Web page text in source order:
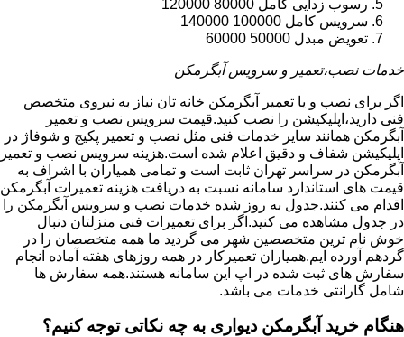
رسوب زدایی کامل 80000 120000
سرویس کامل 100000 140000
تعویض مبدل 50000 60000
خدمات نصب،تعمیر و سرویس آبگرمکن
اگر برای نصب و یا تعمیر آبگرمکن خانه تان نیاز به نیروی متخصص
فنی دارید،اپلیکیشن را نصب کنید.قیمت سرویس نصب و تعمیر
آبگرمکن همانند سایر خدمات فنی مثل نصب و تعمیر پکیج و شوفاژ در
اپلیکیشن شفاف و دقیق اعلام شده است.هزینه سرویس نصب و تعمیر
آبگرمکن در سراسر تهران ثابت است و تمامی همیاران با اشراف به
قیمت های استاندارد سامانه نسبت به دریافت هزینه تعمیرات آبگرمکن
اقدام می کنند.جدول به روز شده خدمات نصب و سرویس آبگرمکن را
در جدول مشاهده می کنید.اگر برای تعمیرات فنی منزلتان دنبال
خوش نام ترین متخصصین شهر می گردید ما همه متخصصان را در
گردهم آورده ایم.همیاران تعمیرکار در همه روزهای هفته آماده انجام
سفارش های ثبت شده در اپ این سامانه هستند.همه سفارش ها
شامل گارانتی خدمات می باشد.
هنگام خرید آبگرمکن دیواری به چه نکاتی توجه کنیم؟